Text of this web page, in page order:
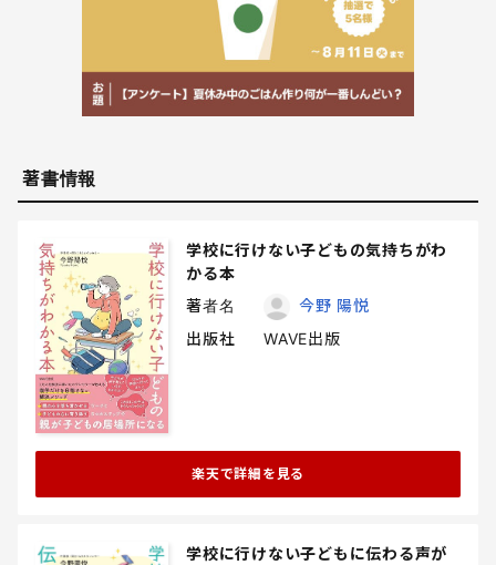
著書情報
学校に行けない子どもの気持ちがわ
かる本
著者名
今野 陽悦
出版社
WAVE出版
楽天で詳細を見る
学校に行けない子どもに伝わる声が